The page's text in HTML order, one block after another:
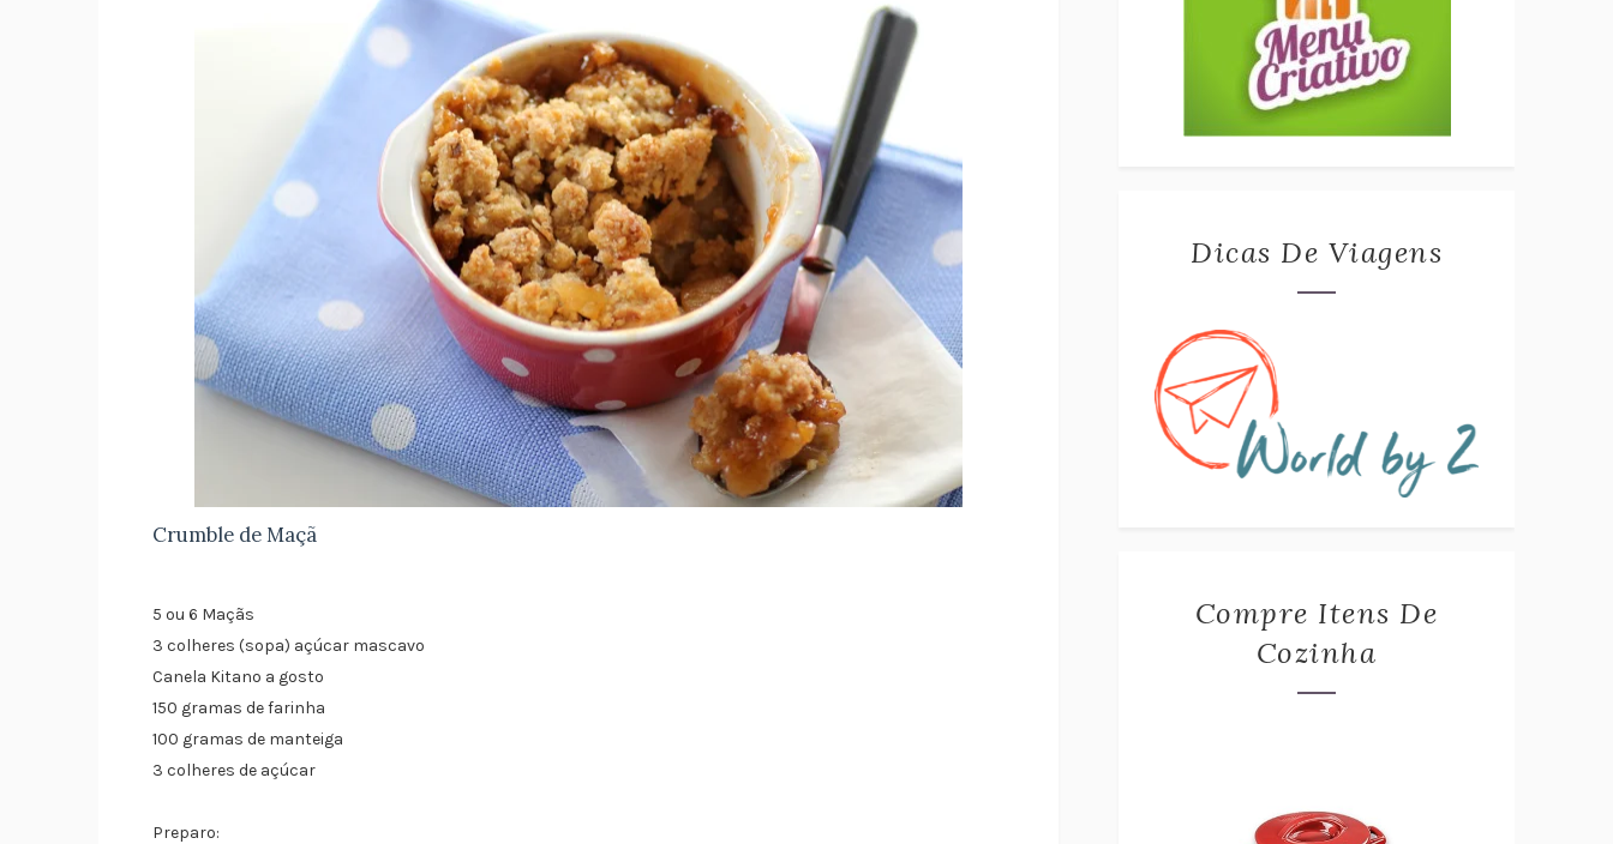
Crumble de Maçã
5 ou 6 Maçãs
3 colheres (sopa) açúcar mascavo
Canela Kitano a gosto
150 gramas de farinha
100 gramas de manteiga
3 colheres de açúcar
Preparo:
Dicas De Viagens
Compre Itens De
Cozinha